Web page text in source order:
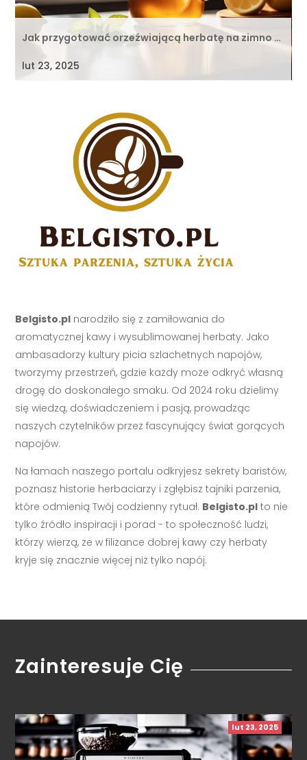
Jak przygotować orzeźwiającą herbatę na zimno …
lut 23, 2025
Belgisto.pl narodziło się z zamiłowania do
aromatycznej kawy i wysublimowanej herbaty. Jako
ambasadorzy kultury picia szlachetnych napojów,
tworzymy przestrzeń, gdzie każdy może odkryć własną
drogę do doskonałego smaku. Od 2024 roku dzielimy
się wiedzą, doświadczeniem i pasją, prowadząc
naszych czytelników przez fascynujący świat gorących
napojów.
Na łamach naszego portalu odkryjesz sekrety baristów,
poznasz historie herbaciarzy i zgłębisz tajniki parzenia,
które odmienią Twój codzienny rytuał. Belgisto.pl to nie
tylko źródło inspiracji i porad - to społeczność ludzi,
którzy wierzą, że w filiżance dobrej kawy czy herbaty
kryje się znacznie więcej niż tylko napój.
Zainteresuje Cię
lut 23, 2025